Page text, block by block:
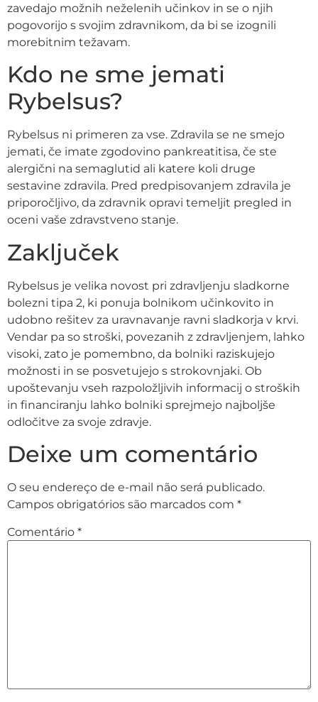
zavedajo možnih neželenih učinkov in se o njih
pogovorijo s svojim zdravnikom, da bi se izognili
morebitnim težavam.
Kdo ne sme jemati
Rybelsus?
Rybelsus ni primeren za vse. Zdravila se ne smejo
jemati, če imate zgodovino pankreatitisa, če ste
alergični na semaglutid ali katere koli druge
sestavine zdravila. Pred predpisovanjem zdravila je
priporočljivo, da zdravnik opravi temeljit pregled in
oceni vaše zdravstveno stanje.
Zaključek
Rybelsus je velika novost pri zdravljenju sladkorne
bolezni tipa 2, ki ponuja bolnikom učinkovito in
udobno rešitev za uravnavanje ravni sladkorja v krvi.
Vendar pa so stroški, povezanih z zdravljenjem, lahko
visoki, zato je pomembno, da bolniki raziskujejo
možnosti in se posvetujejo s strokovnjaki. Ob
upoštevanju vseh razpoložljivih informacij o stroških
in financiranju lahko bolniki sprejmejo najboljše
odločitve za svoje zdravje.
Deixe um comentário
O seu endereço de e-mail não será publicado.
Campos obrigatórios são marcados com *
Comentário *